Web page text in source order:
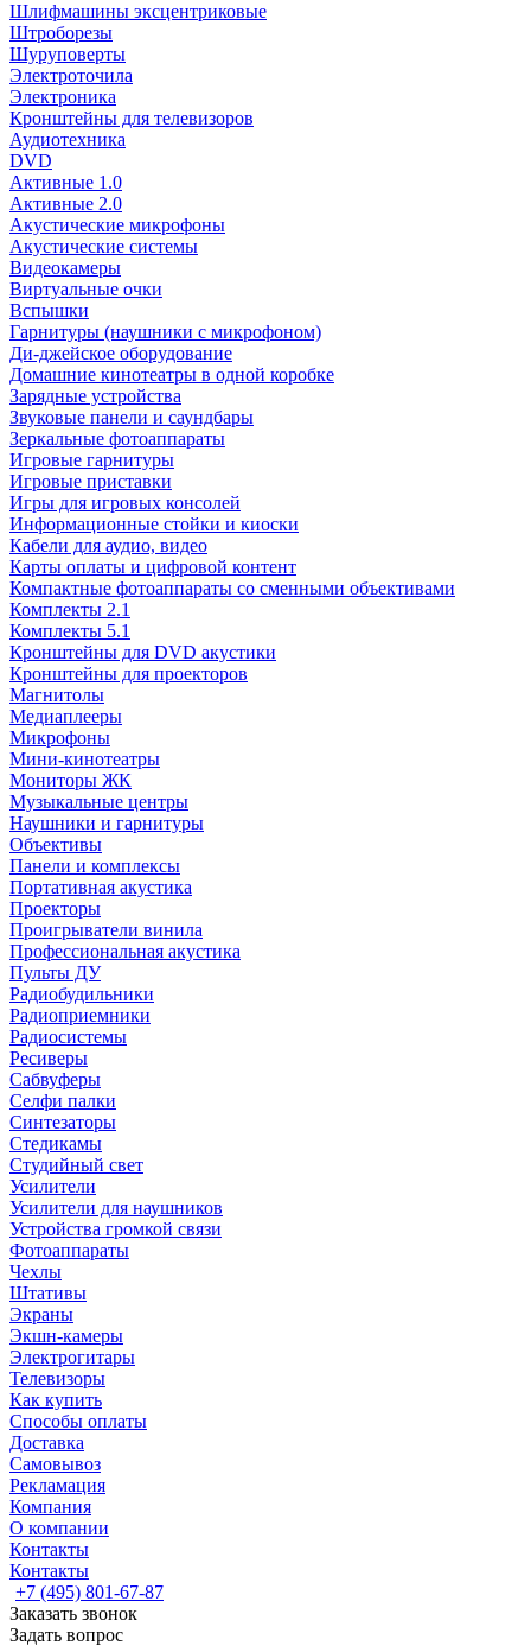
Шлифмашины эксцентриковые
Штроборезы
Шуруповерты
Электроточила
Электроника
Кронштейны для телевизоров
Аудиотехника
DVD
Активные 1.0
Активные 2.0
Акустические микрофоны
Акустические системы
Видеокамеры
Виртуальные очки
Вспышки
Гарнитуры (наушники с микрофоном)
Ди-джейское оборудование
Домашние кинотеатры в одной коробке
Зарядные устройства
Звуковые панели и саундбары
Зеркальные фотоаппараты
Игровые гарнитуры
Игровые приставки
Игры для игровых консолей
Информационные стойки и киоски
Кабели для аудио, видео
Карты оплаты и цифровой контент
Компактные фотоаппараты со сменными объективами
Комплекты 2.1
Комплекты 5.1
Кронштейны для DVD акустики
Кронштейны для проекторов
Магнитолы
Медиаплееры
Микрофоны
Мини-кинотеатры
Мониторы ЖК
Музыкальные центры
Наушники и гарнитуры
Объективы
Панели и комплексы
Портативная акустика
Проекторы
Проигрыватели винила
Профессиональная акустика
Пульты ДУ
Радиобудильники
Радиоприемники
Радиосистемы
Ресиверы
Сабвуферы
Селфи палки
Синтезаторы
Стедикамы
Студийный свет
Усилители
Усилители для наушников
Устройства громкой связи
Фотоаппараты
Чехлы
Штативы
Экраны
Экшн-камеры
Электрогитары
Телевизоры
Как купить
Способы оплаты
Доставка
Самовывоз
Рекламация
Компания
О компании
Контакты
Контакты
+7 (495) 801-67-87
Заказать звонок
Задать вопрос